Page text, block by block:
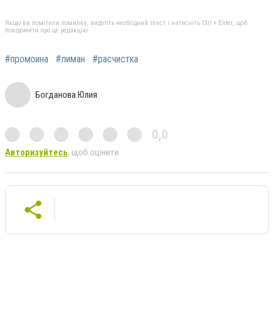
Якщо ви помітили помилку, виділіть необхідний текст і натисніть Ctrl + Enter, щоб
повідомити про це редакцію
#промоина #лиман #расчистка
Богданова Юлия
0,0
Авторизуйтесь, щоб оцінити